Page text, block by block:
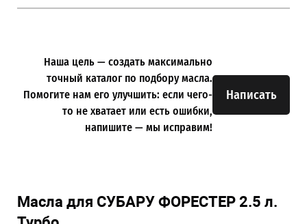
Написать
Наша цель — создать максимально
точный каталог по подбору масла.
Помогите нам его улучшить: если чего-
то не хватает или есть ошибки,
напишите — мы исправим!
Масла для СУБАРУ ФОРЕСТЕР 2.5 л.